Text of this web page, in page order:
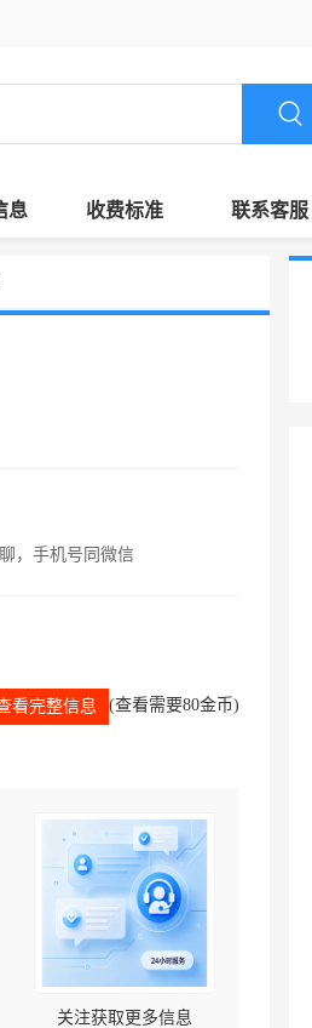
息 收费标准 联系客服
，手机号同微信
看完整信息 (查看需要80金币)
关注获取更多信息